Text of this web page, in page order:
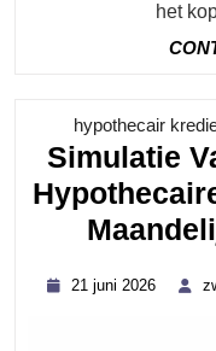
het
hypothecair
Simulatie
21 juni 2026